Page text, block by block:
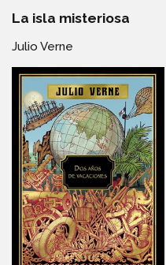
La isla misteriosa
Julio Verne